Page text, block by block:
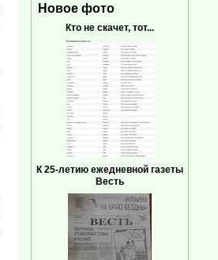
Новое фото
Кто не скачет, тот...
К 25-летию ежедневной газеты
Весть